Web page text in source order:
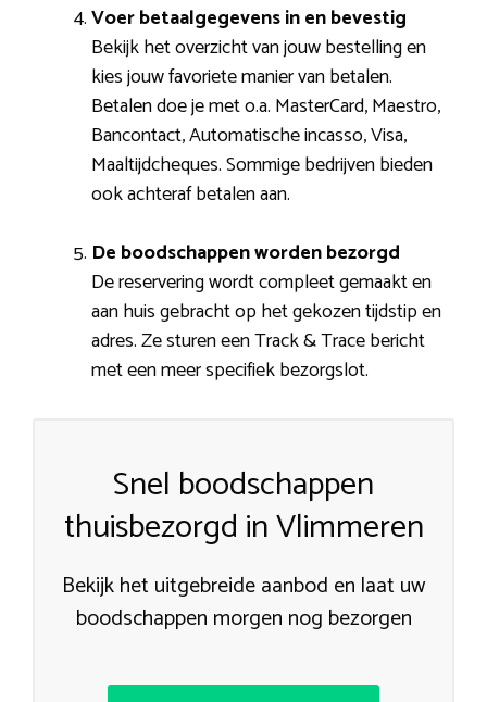
Voer betaalgegevens in en bevestig
Bekijk het overzicht van jouw bestelling en
kies jouw favoriete manier van betalen.
Betalen doe je met o.a. MasterCard, Maestro,
Bancontact, Automatische incasso, Visa,
Maaltijdcheques. Sommige bedrijven bieden
ook achteraf betalen aan.
De boodschappen worden bezorgd
De reservering wordt compleet gemaakt en
aan huis gebracht op het gekozen tijdstip en
adres. Ze sturen een Track & Trace bericht
met een meer specifiek bezorgslot.
Snel boodschappen
thuisbezorgd in Vlimmeren
Bekijk het uitgebreide aanbod en laat uw
boodschappen morgen nog bezorgen